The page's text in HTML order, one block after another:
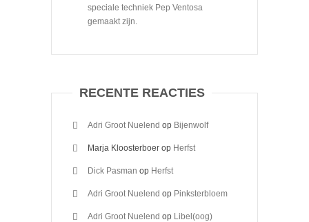
speciale techniek Pep Ventosa
gemaakt zijn.
RECENTE REACTIES
Adri Groot Nuelend op Bijenwolf
Marja Kloosterboer op Herfst
Dick Pasman op Herfst
Adri Groot Nuelend op Pinksterbloem
Adri Groot Nuelend op Libel(oog)